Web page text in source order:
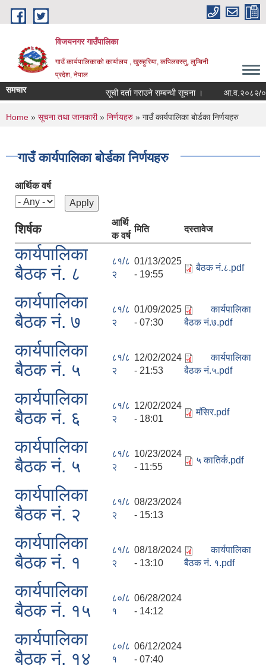
Skip to main content
विजयनगर गाउँपालिका
गाउँ कार्यपालिकाको कार्यालय , खुरुहुरिया, कपिलवस्तु, लुम्बिनी
प्रदेश, नेपाल
समचार सूची दर्ता गराउने सम्बन्धी सूचना । आ.व.२०८२/
You are here
Home » सूचना तथा जानकारी» निर्णयहरु » गाउँ कार्यपालिका बोर्डका निर्णयहरु
गाउँ कार्यपालिका बोर्डका निर्णयहरु
आर्थिक वर्ष
शिर्षक
आर्थि
क वर्ष
मिति दस्तावेज
कार्यपालिका
बैठक नं. ८
८१/८
२
01/13/2025
- 19:55
बैठक नं.८.pdf
कार्यपालिका
बैठक नं. ७
८१/८
२
01/09/2025
- 07:30
कार्यपालिका
बैठक नं.७.pdf
कार्यपालिका
बैठक नं. ५
८१/८
२
12/02/2024
- 21:53
कार्यपालिका
बैठक नं.५.pdf
कार्यपालिका
बैठक नं. ६
८१/८
२
12/02/2024
- 18:01
मंसिर.pdf
कार्यपालिका
बैठक नं. ५
८१/८
२
10/23/2024
- 11:55
५ कातिर्क.pdf
कार्यपालिका
बैठक नं. २
८१/८
२
08/23/2024
- 15:13
कार्यपालिका
बैठक नं. १
८१/८
२
08/18/2024
- 13:10
कार्यपालिका
बैठक नं. १.pdf
कार्यपालिका
बैठक नं. १५
८०/८
१
06/28/2024
- 14:12
कार्यपालिका
बैठक नं. १४
८०/८
१
06/12/2024
- 07:40